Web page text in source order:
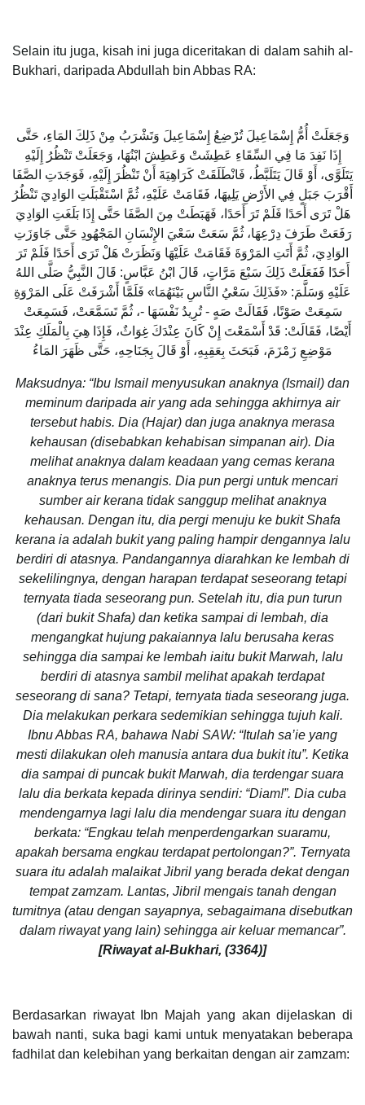
Selain itu juga, kisah ini juga diceritakan di dalam sahih al-
Bukhari, daripada Abdullah bin Abbas RA:
وَجَعَلَتْ أُمُّ إِسْمَاعِيلَ تُرْضِعُ إِسْمَاعِيلَ وَتَشْرَبُ مِنْ ذَلِكَ المَاءِ، حَتَّى
إِذَا نَفِدَ مَا فِي السِّقَاءِ عَطِشَتْ وَعَطِشَ ابْنُهَا، وَجَعَلَتْ تَنْظُرُ إِلَيْهِ
يَتَلَوَّى، أَوْ قَالَ يَتَلَبَّطُ، فَانْطَلَقَتْ كَرَاهِيَةَ أَنْ تَنْظُرَ إِلَيْهِ، فَوَجَدَتِ الصَّفَا
أَقْرَبَ جَبَلٍ فِي الأَرْضِ يَلِيهَا، فَقَامَتْ عَلَيْهِ، ثُمَّ اسْتَقْبَلَتِ الوَادِيَ تَنْظُرُ
هَلْ تَرَى أَحَدًا فَلَمْ تَرَ أَحَدًا، فَهَبَطَتْ مِنَ الصَّفَا حَتَّى إِذَا بَلَغَتِ الوَادِيَ
رَفَعَتْ طَرَفَ دِرْعِهَا، ثُمَّ سَعَتْ سَعْيَ الإِنْسَانِ المَجْهُودِ حَتَّى جَاوَزَتِ
الوَادِيَ، ثُمَّ أَتَتِ المَرْوَةَ فَقَامَتْ عَلَيْهَا وَنَظَرَتْ هَلْ تَرَى أَحَدًا فَلَمْ تَرَ
أَحَدًا فَفَعَلَتْ ذَلِكَ سَبْعَ مَرَّاتٍ، قَالَ ابْنُ عَبَّاسٍ: قَالَ النَّبِيُّ صَلَّى اللهُ
عَلَيْهِ وَسَلَّمَ: «فَذَلِكَ سَعْيُ النَّاسِ بَيْنَهُمَا» فَلَمَّا أَشْرَفَتْ عَلَى المَرْوَةِ
سَمِعَتْ صَوْتًا، فَقَالَتْ صَهٍ - تُرِيدُ نَفْسَهَا -، ثُمَّ تَسَمَّعَتْ، فَسَمِعَتْ
أَيْضًا، فَقَالَتْ: قَدْ أَسْمَعْتَ إِنْ كَانَ عِنْدَكَ غِوَاثٌ، فَإِذَا هِيَ بِالْمَلَكِ عِنْدَ
مَوْضِعِ زَمْزَمَ، فَبَحَثَ بِعَقِبِهِ، أَوْ قَالَ بِجَنَاحِهِ، حَتَّى ظَهَرَ المَاءُ
Maksudnya: “Ibu Ismail menyusukan anaknya (Ismail) dan
meminum daripada air yang ada sehingga akhirnya air
tersebut habis. Dia (Hajar) dan juga anaknya merasa
kehausan (disebabkan kehabisan simpanan air). Dia
melihat anaknya dalam keadaan yang cemas kerana
anaknya terus menangis. Dia pun pergi untuk mencari
sumber air kerana tidak sanggup melihat anaknya
kehausan. Dengan itu, dia pergi menuju ke bukit Shafa
kerana ia adalah bukit yang paling hampir dengannya lalu
berdiri di atasnya. Pandangannya diarahkan ke lembah di
sekelilingnya, dengan harapan terdapat seseorang tetapi
ternyata tiada seseorang pun. Setelah itu, dia pun turun
(dari bukit Shafa) dan ketika sampai di lembah, dia
mengangkat hujung pakaiannya lalu berusaha keras
sehingga dia sampai ke lembah iaitu bukit Marwah, lalu
berdiri di atasnya sambil melihat apakah terdapat
seseorang di sana? Tetapi, ternyata tiada seseorang juga.
Dia melakukan perkara sedemikian sehingga tujuh kali.
Ibnu Abbas RA, bahawa Nabi SAW: “Itulah sa’ie yang
mesti dilakukan oleh manusia antara dua bukit itu”. Ketika
dia sampai di puncak bukit Marwah, dia terdengar suara
lalu dia berkata kepada dirinya sendiri: “Diam!”. Dia cuba
mendengarnya lagi lalu dia mendengar suara itu dengan
berkata: “Engkau telah menperdengarkan suaramu,
apakah bersama engkau terdapat pertolongan?”. Ternyata
suara itu adalah malaikat Jibril yang berada dekat dengan
tempat zamzam. Lantas, Jibril mengais tanah dengan
tumitnya (atau dengan sayapnya, sebagaimana disebutkan
dalam riwayat yang lain) sehingga air keluar memancar”.
[Riwayat al-Bukhari, (3364)]
Berdasarkan riwayat Ibn Majah yang akan dijelaskan di
bawah nanti, suka bagi kami untuk menyatakan beberapa
fadhilat dan kelebihan yang berkaitan dengan air zamzam: